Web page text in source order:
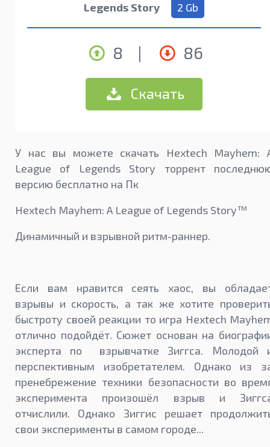
Legends Story
2 Gb
8 | 86
Скачать
У нас вы можете скачать Hextech Mayhem:
League of Legends Story торрент
версию бесплатно на Пк
Hextech Mayhem: A League of Legends Story™
Динамичный и взрывной ритм-раннер.
Если вам нравится сеять хаос, вы
взрывы и скорость, а так же хотите
быстроту своей реакции то игра Hextech
отлично подойдёт. Сюжет основан на
эксперта по взрывчатке Зиггса. Молодой
перспективным изобретателем. Однако из
пренебрежение техники безопасности во
эксперимента произошёл взрыв и
отчислили. Однако Зиггис решает
свои эксперименты в самом городе...